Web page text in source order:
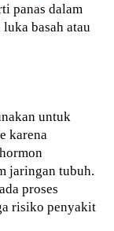
panas dalam
basah atau
untuk
karena
jaringan tubuh.
proses
risiko penyakit